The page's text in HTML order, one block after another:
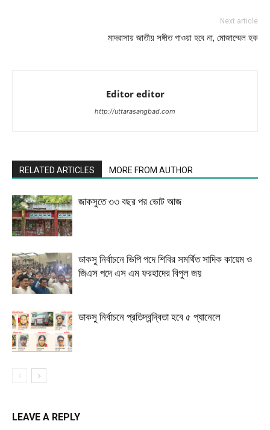
Next article
মাদরাসায় জাতীয় সঙ্গীত গাওয়া হবে না, মোজাম্মেল হক
Editor editor
http://uttarasangbad.com
RELATED ARTICLES MORE FROM AUTHOR
জাকসুতে ৩৩ বছর পর ভোট আজ
ডাকসু নির্বাচনে ভিপি পদে শিবির সমর্থিত সাদিক কায়েম ও
জিএস পদে এস এম ফরহাদের বিপুল জয়
ডাকসু নির্বাচনে প্রতিদ্বন্দ্বিতা হবে ৫ প্যানেলে
LEAVE A REPLY